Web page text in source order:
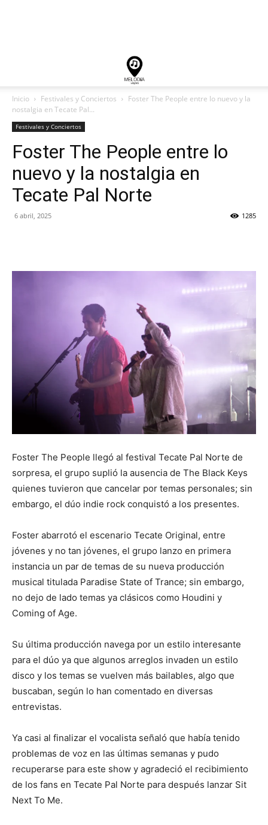
Inicio Festivales y Conciertos
Foster The People entre lo nuevo y la
nostalgia en Tecate Pal...
Festivales y Conciertos
Foster The People entre lo
nuevo y la nostalgia en
Tecate Pal Norte
6 abril, 2025 1285
Foster The People llegó al festival Tecate Pal Norte de
sorpresa, el grupo suplió la ausencia de The Black Keys
quienes tuvieron que cancelar por temas personales; sin
embargo, el dúo indie rock conquistó a los presentes.
Foster abarrotó el escenario Tecate Original, entre
jóvenes y no tan jóvenes, el grupo lanzo en primera
instancia un par de temas de su nueva producción
musical titulada Paradise State of Trance; sin embargo,
no dejo de lado temas ya clásicos como Houdini y
Coming of Age.
Su última producción navega por un estilo interesante
para el dúo ya que algunos arreglos invaden un estilo
disco y los temas se vuelven más bailables, algo que
buscaban, según lo han comentado en diversas
entrevistas.
Ya casi al finalizar el vocalista señaló que había tenido
problemas de voz en las últimas semanas y pudo
recuperarse para este show y agradeció el recibimiento
de los fans en Tecate Pal Norte para después lanzar Sit
Next To Me.